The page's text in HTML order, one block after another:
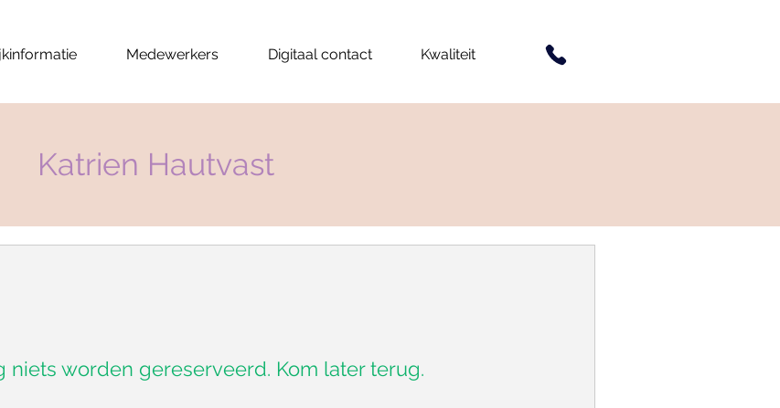
Medewerkers Digitaal contact Kwaliteit
Katrien Hautvast
niets worden gereserveerd. Kom later terug.